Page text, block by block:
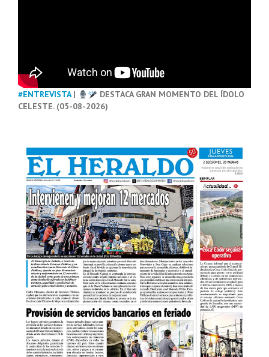
#ENTREVISTA|
DESTACA GRAN MOMENTO DEL ÍDOLO
CELESTE. (05-08-2026)